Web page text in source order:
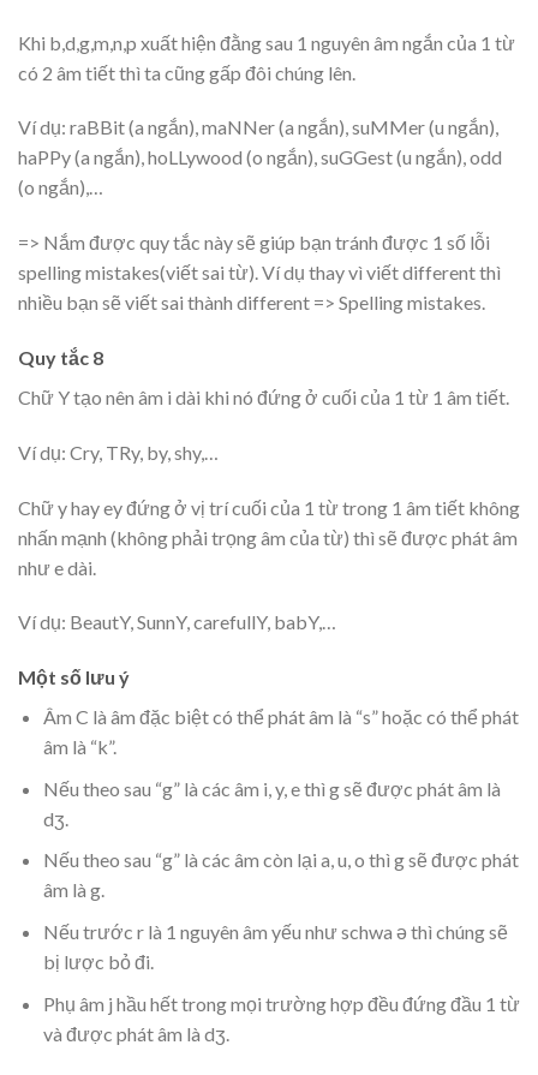
Khi b,d,g,m,n,p xuất hiện đằng sau 1 nguyên âm ngắn của 1 từ
có 2 âm tiết thì ta cũng gấp đôi chúng lên.
Ví dụ: raBBit (a ngắn), maNNer (a ngắn), suMMer (u ngắn),
haPPy (a ngắn), hoLLywood (o ngắn), suGGest (u ngắn), odd
(o ngắn),…
=> Nắm được quy tắc này sẽ giúp bạn tránh được 1 số lỗi
spelling mistakes(viết sai từ). Ví dụ thay vì viết different thì
nhiều bạn sẽ viết sai thành different => Spelling mistakes.
Quy tắc 8
Chữ Y tạo nên âm i dài khi nó đứng ở cuối của 1 từ 1 âm tiết.
Ví dụ: Cry, TRy, by, shy,…
Chữ y hay ey đứng ở vị trí cuối của 1 từ trong 1 âm tiết không
nhấn mạnh (không phải trọng âm của từ) thì sẽ được phát âm
như e dài.
Ví dụ: BeautY, SunnY, carefullY, babY,…
Một số lưu ý
Âm C là âm đặc biệt có thể phát âm là “s” hoặc có thể phát
âm là “k”.
Nếu theo sau “g” là các âm i, y, e thì g sẽ được phát âm là
dʒ.
Nếu theo sau “g” là các âm còn lại a, u, o thì g sẽ được phát
âm là g.
Nếu trước r là 1 nguyên âm yếu như schwa ə thì chúng sẽ
bị lược bỏ đi.
Phụ âm j hầu hết trong mọi trường hợp đều đứng đầu 1 từ
và được phát âm là dʒ.